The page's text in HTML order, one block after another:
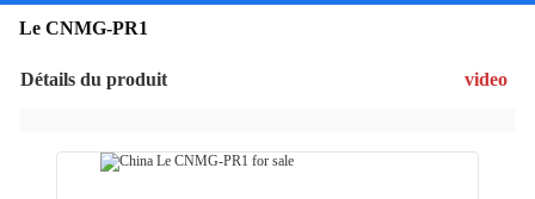
Le CNMG-PR1
Détails du produit video